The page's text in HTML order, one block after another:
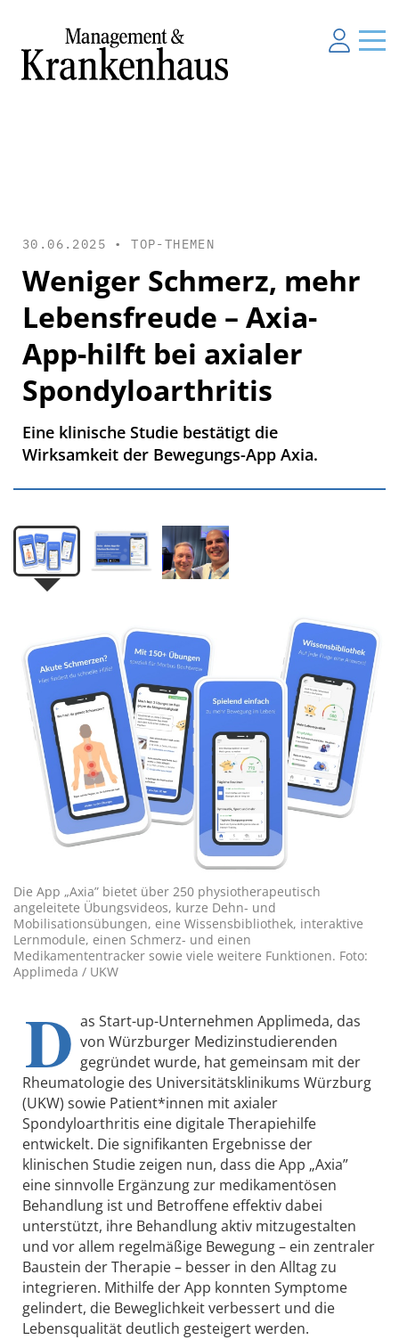
30.06.2025 •TOP-THEMEN
Weniger Schmerz, mehr
Lebensfreude – Axia-
App-hilft bei axialer
Spondyloarthritis
Eine klinische Studie bestätigt die
Wirksamkeit der Bewegungs-App Axia.
Die App „Axia” bietet über 250 physiotherapeutisch
angeleitete Übungsvideos, kurze Dehn- und
Mobilisationsübungen, eine Wissensbibliothek, interaktive
Lernmodule, einen Schmerz- und einen
Medikamententracker sowie viele weitere Funktionen. Foto:
Applimeda / UKW
D as Start-up-Unternehmen Applimeda, das
von Würzburger Medizinstudierenden
gegründet wurde, hat gemeinsam mit der
Rheumatologie des Universitätsklinikums Würzburg
(UKW) sowie Patient*innen mit axialer
Spondyloarthritis eine digitale Therapiehilfe
entwickelt. Die signifikanten Ergebnisse der
klinischen Studie zeigen nun, dass die App „Axia”
eine sinnvolle Ergänzung zur medikamentösen
Behandlung ist und Betroffene effektiv dabei
unterstützt, ihre Behandlung aktiv mitzugestalten
und vor allem regelmäßige Bewegung – ein zentraler
Baustein der Therapie – besser in den Alltag zu
integrieren. Mithilfe der App konnten Symptome
gelindert, die Beweglichkeit verbessert und die
Lebensqualität deutlich gesteigert werden.